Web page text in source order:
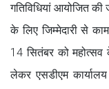
गतिविधियां आयोजित
के लिए जिम्मेदारी से
14 सितंबर को महोत्सव
लेकर एसडीएम